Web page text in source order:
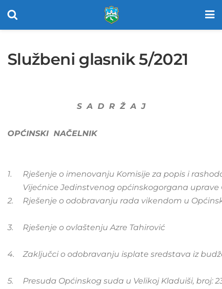
Službeni glasnik 5/2021
S A D R Ž A J
OPĆINSKI NAČELNIK
1. Rješenje o imenovanju Komisije za popis i
Vijećnice Jedinstvenog općinskogorgana uprave
2.
Rješenje o odobravanju rada vikendom u
3. Rješenje o ovlaštenju Azre Tahirović
4. Zaključci o odobravanju isplate sredstava iz
5.
Presuda Općinskog suda u Velikoj Kladuiši, broj: